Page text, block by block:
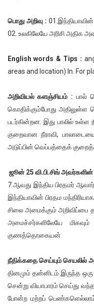
பொது அறிவு :
02. உலகிலேயே அரிசி அதிக
English words & Tips :
areas and location) In. For
அறிவியல் களஞ்சியம் : பால்
கொதிக்கும்போது அதிலுள்ள
படர்கின்றன. இது பாலில் உள்ள
குறைவான நீராவி,
அடுப்பின் வெப்பத்தைக்
ஜூன் 25 வி.பி.சிங் அவர்களின்
7 ஆவது இந்திய பிரதமர்
இந்தியாவின் பிரதம
சிலை அமைக்கும் அறிவிப்பை
அமைச்சர்களிலேயே
குணத்தொகையன்
நீதிக்கதை செய்யும்
தினமும் தன்னிடம் இருந்த ஒரு
சென்று வியாபாரம் செய்து
போன்ற மற்றப் பெண்களெல்லாம்